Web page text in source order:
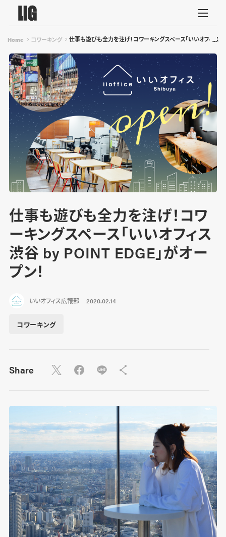
Home コワーキング 仕事も遊びも全力を注げ！コワーキングスペース「いいオフィス
仕事も遊びも全力を注げ！コワ
ーキングスペース「いいオフィス
渋谷 by POINT EDGE」がオー
プン！
いいオフィス広報部 2020.02.14
コワーキング
Share